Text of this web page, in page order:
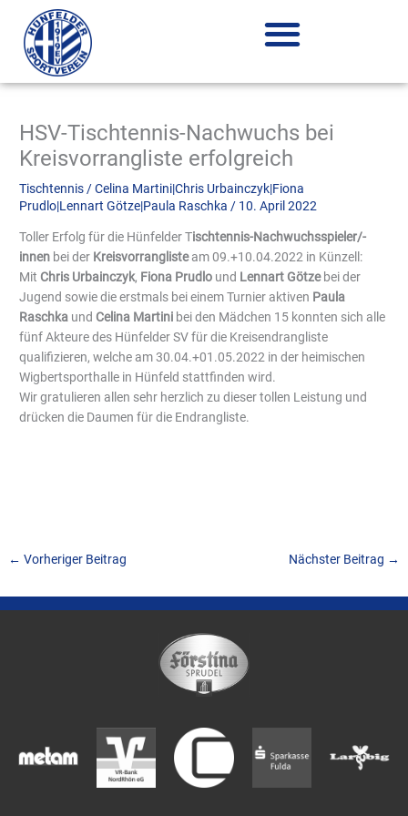
Inhalt
springen
HSV-Tischtennis-Nachwuchs bei
Kreisvorrangliste erfolgreich
Tischtennis /Celina Martini|Chris Urbainczyk|Fiona
Prudlo|Lennart Götze|Paula Raschka / 10. April 2022
Toller Erfolg für die Hünfelder Tischtennis-Nachwuchsspieler/-
innen bei der Kreisvorranglisteam 09.+10.04.2022 in Künzell:
Mit Chris Urbainczyk, Fiona Prudlo und Lennart Götzebei der
Jugend sowie die erstmals bei einem Turnier aktiven Paula
Raschka und Celina Martini bei den Mädchen 15 konnten sich alle
fünf Akteure des Hünfelder SV für die Kreisendrangliste
qualifizieren, welche am 30.04.+01.05.2022 in der heimischen
Wigbertsporthalle in Hünfeld stattfinden wird.
Wir gratulieren allen sehr herzlich zu dieser tollen Leistung und
drücken die Daumen für die Endrangliste.
← Vorheriger Beitrag Nächster Beitrag →